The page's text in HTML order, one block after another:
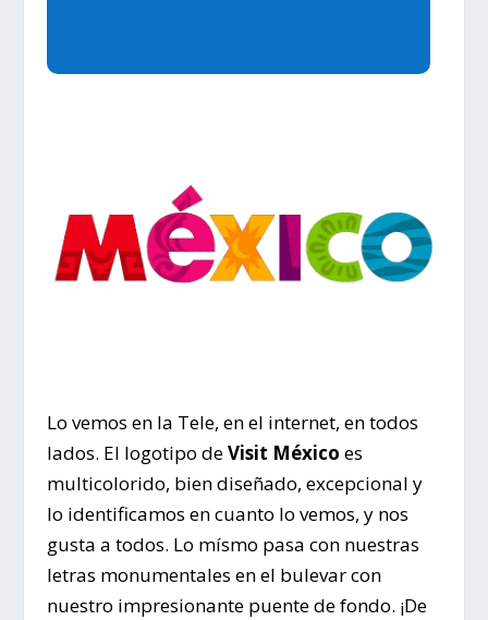
Lo vemos en la Tele, en el internet, en todos
lados. El logotipo deVisit México es
multicolorido, bien diseñado, excepcional y
lo identificamos en cuanto lo vemos, y nos
gusta a todos. Lo mísmo pasa con nuestras
letras monumentales en el bulevar con
nuestro impresionante puente de fondo. ¡De